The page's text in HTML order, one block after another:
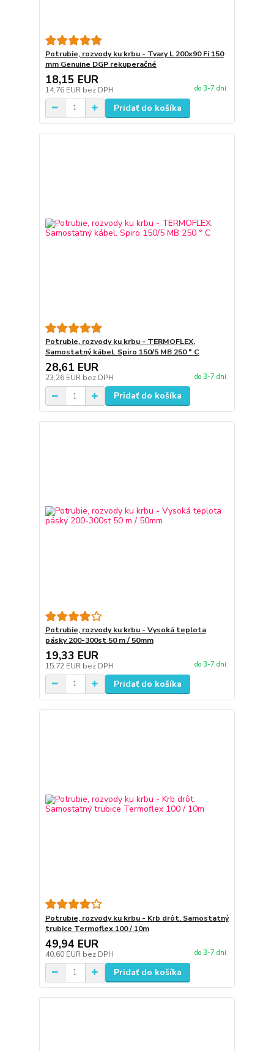
Potrubie, rozvody ku krbu - Tvary L 200x90 Fi 150
mm Genuine DGP rekuperačné
18,15 EUR
14,76 EUR bez DPH do 3-7 dní
Pridať do košíka
Potrubie, rozvody ku krbu - TERMOFLEX.
Samostatný kábel. Spiro 150/5 MB 250 ° C
28,61 EUR
23,26 EUR bez DPH do 3-7 dní
Pridať do košíka
Potrubie, rozvody ku krbu - Vysoká teplota
pásky 200-300st 50 m / 50mm
19,33 EUR
15,72 EUR bez DPH do 3-7 dní
Pridať do košíka
Potrubie, rozvody ku krbu - Krb drôt. Samostatný
trubice Termoflex 100 / 10m
49,94 EUR
40,60 EUR bez DPH do 3-7 dní
Pridať do košíka